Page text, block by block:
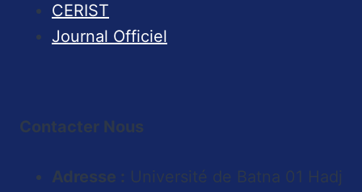
CERIST
Journal Officiel
Contacter Nous
Adresse : Université de Batna 01 Hadj